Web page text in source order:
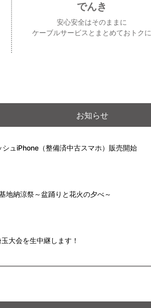
でんき
安心安全はそのままに
ケーブルサービスとまとめておトクに
お知らせ
シュiPhone（整備済中古スマホ）販売開始
地納涼祭～盆踊りと花火の夕べ～
大会を生中継します！